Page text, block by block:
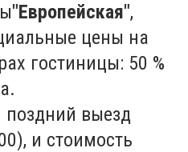
"Европейская",
цены на
гостиницы: 50 %
поздний выезд
и стоимость